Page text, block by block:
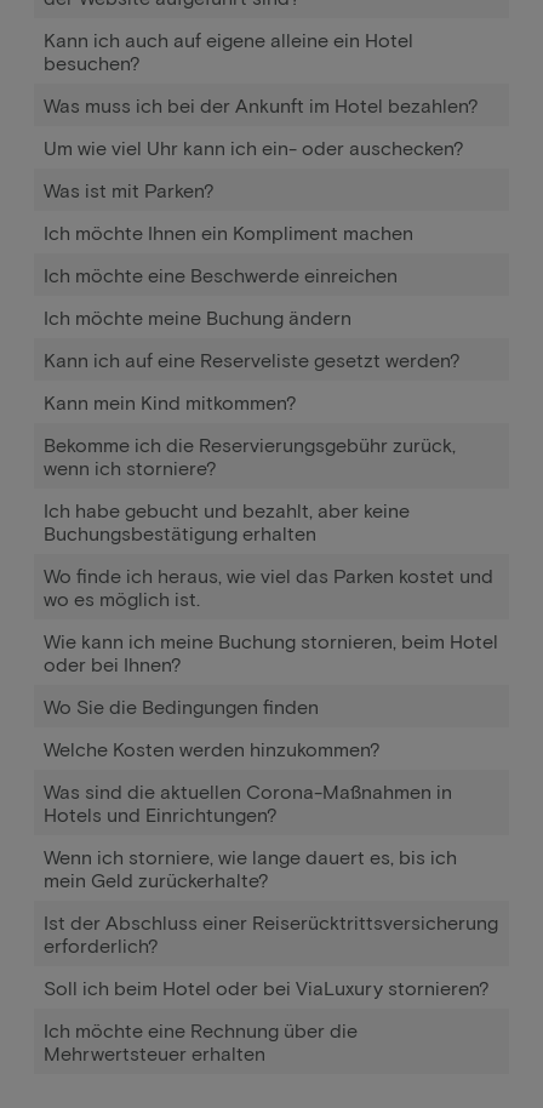
Kann ich auch auf eigene alleine ein Hotel
besuchen?
Was muss ich bei der Ankunft im Hotel bezahlen?
Um wie viel Uhr kann ich ein- oder auschecken?
Was ist mit Parken?
Ich möchte Ihnen ein Kompliment machen
Ich möchte eine Beschwerde einreichen
Ich möchte meine Buchung ändern
Kann ich auf eine Reserveliste gesetzt werden?
Kann mein Kind mitkommen?
Bekomme ich die Reservierungsgebühr zurück,
wenn ich storniere?
Ich habe gebucht und bezahlt, aber keine
Buchungsbestätigung erhalten
Wo finde ich heraus, wie viel das Parken kostet und
wo es möglich ist.
Wie kann ich meine Buchung stornieren, beim Hotel
oder bei Ihnen?
Wo Sie die Bedingungen finden
Welche Kosten werden hinzukommen?
Was sind die aktuellen Corona-Maßnahmen in
Hotels und Einrichtungen?
Wenn ich storniere, wie lange dauert es, bis ich
mein Geld zurückerhalte?
Ist der Abschluss einer Reiserücktrittsversicherung
erforderlich?
Soll ich beim Hotel oder bei ViaLuxury stornieren?
Ich möchte eine Rechnung über die
Mehrwertsteuer erhalten